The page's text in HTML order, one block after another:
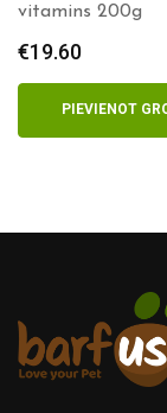
vitamins 200g
€19.60
PIEVIENOT